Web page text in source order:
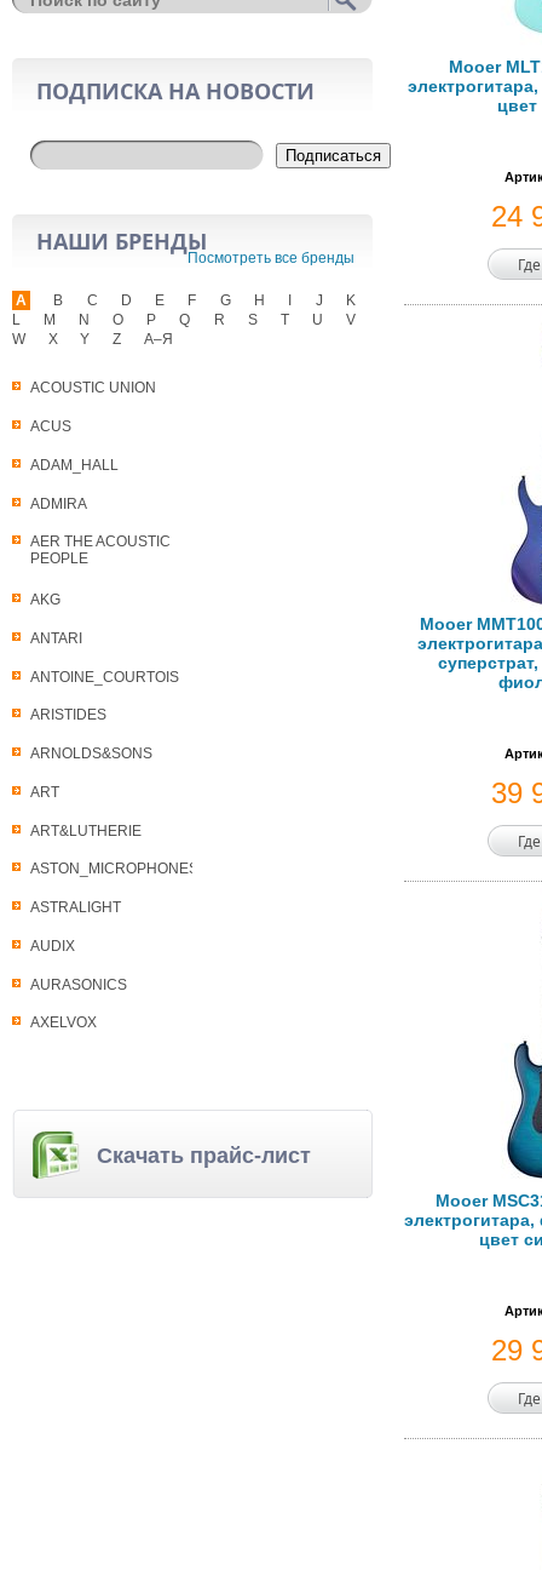
ПОДПИСКА НА НОВОСТИ
Подписаться
НАШИ БРЕНДЫ
Посмотреть все бренды
A
ACOUSTIC UNION
ACUS
ADAM_HALL
ADMIRA
AER THE ACOUSTIC
PEOPLE
AKG
ANTARI
ANTOINE_COURTOIS
ARISTIDES
ARNOLDS&SONS
ART
ART&LUTHERIE
ASTON_MICROPHONES
ASTRALIGHT
AUDIX
AURASONICS
AXELVOX
B C D E F G H J
K
L
M N O P Q R S T U
V
W
X Y Z А–Я
Скачать прайс-лист
Mooer
цвет
24
Mooer
39
Mooer
цвет
29